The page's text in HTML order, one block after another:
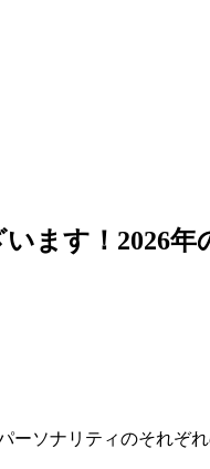
ます！2026年
ソナリティのそれぞ